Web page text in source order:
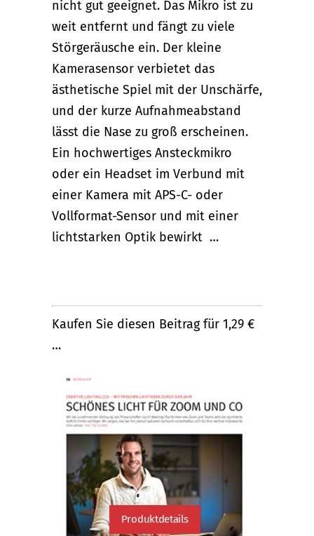
nicht gut geeignet. Das Mikro ist zu
weit entfernt und fängt zu viele
Störgeräusche ein. Der kleine
Kamerasensor verbietet das
ästhetische Spiel mit der Unschärfe,
und der kurze Aufnahmeabstand
lässt die Nase zu groß erscheinen.
Ein hochwertiges Ansteckmikro
oder ein Headset im Verbund mit
einer Kamera mit APS-C- oder
Vollformat-Sensor und mit einer
lichtstarken Optik bewirkt …
Kaufen Sie diesen Beitrag für 1,29 €
…
Produktdetails